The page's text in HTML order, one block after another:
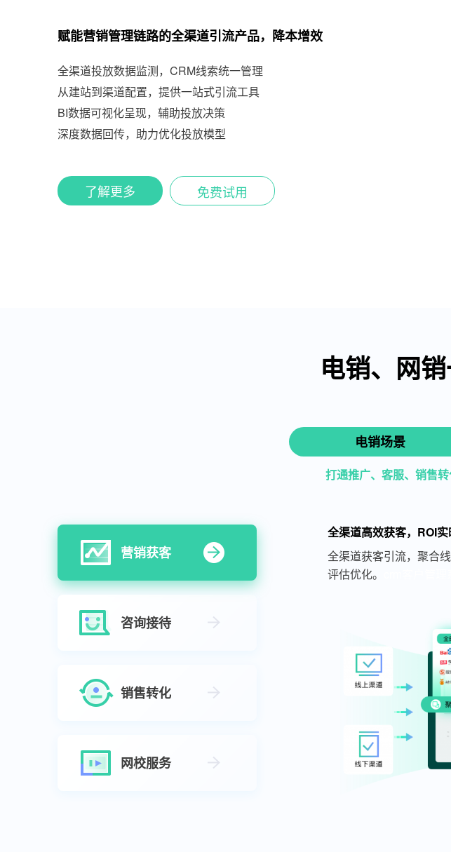
赋能营销管理链路的全渠道引流产品，降本增效
全渠道投放数据监测，CRM线索统一管理
从建站到渠道配置，提供一站式引流工具
BI数据可视化呈现，辅助投放决策
深度数据回传，助力优化投放模型
了解更多 免费试用
电销、网
电销场景
打通推广、客服、销售
营销获客
咨询接待
销售转化
网校服务
全渠道高效获客，ROI
全渠道获客引流，聚合
评估优化。